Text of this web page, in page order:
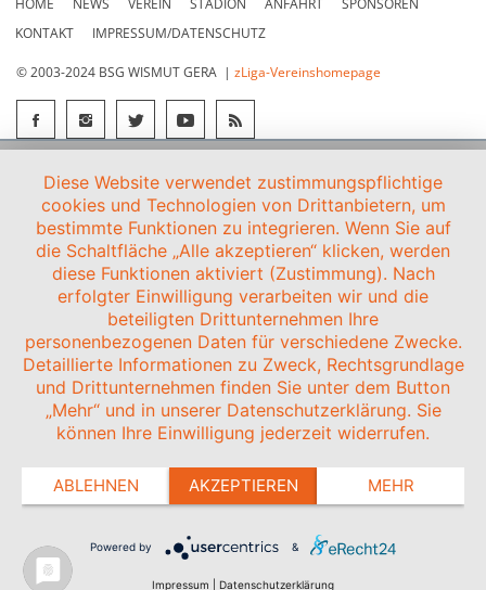
HOME NEWS VEREIN STADION ANFAHRT
SPONSOREN
KONTAKT
IMPRESSUM/DATENSCHUTZ
© 2003-2024 BSG WISMUT GERA | zLiga-Vereinshomepage
Diese Website verwendet zustimmungspflichtige
cookies und Technologien von Drittanbietern, um
bestimmte Funktionen zu integrieren. Wenn Sie auf
die Schaltfläche „Alle akzeptieren“ klicken, werden
diese Funktionen aktiviert (Zustimmung). Nach
erfolgter Einwilligung verarbeiten wir und die
beteiligten Drittunternehmen Ihre
personenbezogenen Daten für verschiedene Zwecke.
Detaillierte Informationen zu Zweck, Rechtsgrundlage
und Drittunternehmen finden Sie unter dem Button
„Mehr“ und in unserer Datenschutzerklärung. Sie
können Ihre Einwilligung jederzeit widerrufen.
ABLEHNEN AKZEPTIEREN MEHR
Powered by &
Impressum Datenschutzerklärung